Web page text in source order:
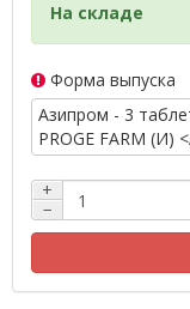
На складе
Форма выпуска
Азипром - 3
PROGE FARM (И)
+
−